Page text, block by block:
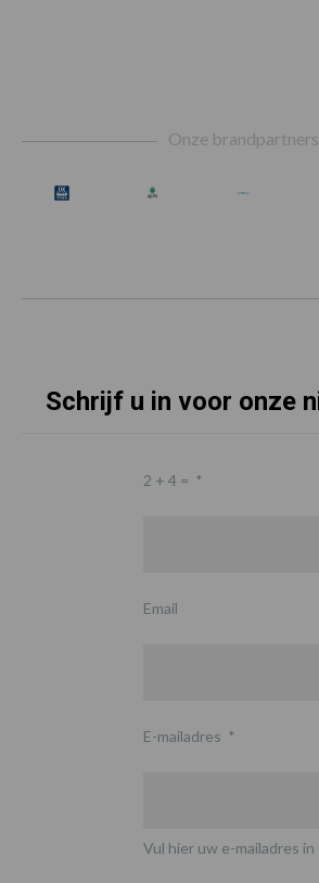
Onze brandpartners
Schrijf u in voor onze
2 + 4 = *
Email
E-mailadres *
Vul hier uw e-mailadres in